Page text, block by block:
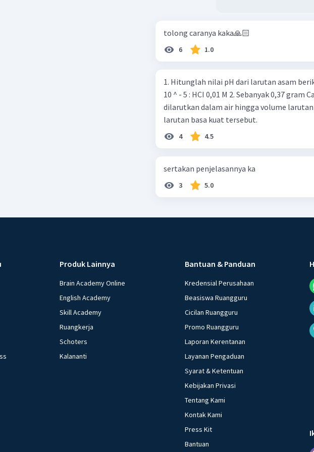
tolong caranya kaka🙏🏻
6 1.0
1. Hitunglah nilai pH dari larutan asam berikut: CHCOOH 0,1 M dengan
10 ^ - 5 : HCI 0,01 M 2. Sebanyak 0,37 gram Ca(OH)2 (Ar Ca = 40 O-16, H = 1 )
dilarutkan dalam air hingga volume larutan
larutan basa kuat tersebut.
4 4.5
sertakan penjelasannya ka
3 5.0
Produk Lainnya
Brain Academy Online
English Academy
Skill Academy
Ruangkerja
Schoters
Kalananti
Bantuan & Panduan
Kredensial Perusahaan
Beasiswa Ruangguru
Cicilan Ruangguru
Promo Ruangguru
Laporan Kerentanan
Layanan Pengaduan
Syarat & Ketentuan
Kebijakan Privasi
Tentang Kami
Kontak Kami
Press Kit
Bantuan